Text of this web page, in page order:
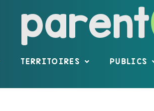
parent
TERRITOIRES PUBLICS